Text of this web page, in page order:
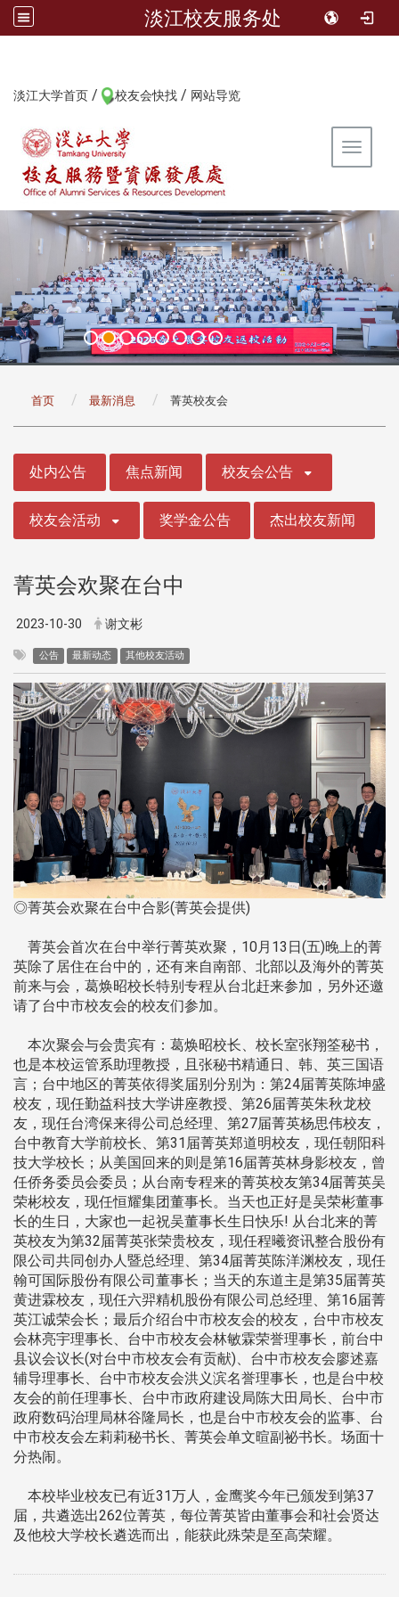
淡江校友服务处
淡江大学首页 / 校友会快找 / 网站导览
Toggle
首页 最新消息 菁英校友会
处内公告 焦点新闻 校友会公告
校友会活动 奖学金公告 杰出校友新闻
菁英会欢聚在台中
2023-10-30 谢文彬
公告 最新动态 其他校友活动
◎菁英会欢聚在台中合影(菁英会提供)
菁英会首次在台中举行菁英欢聚，10月13日(五)晚上的菁
英除了居住在台中的，还有来自南部、北部以及海外的菁英
前来与会，葛焕昭校长特别专程从台北赶来参加，另外还邀
请了台中市校友会的校友们参加。
本次聚会与会贵宾有：葛焕昭校长、校长室张翔筌秘书，
也是本校运管系助理教授，且张秘书精通日、韩、英三国语
言；台中地区的菁英依得奖届别分别为：第24届菁英陈坤盛
校友，现任勤益科技大学讲座教授、第26届菁英朱秋龙校
友，现任台湾保来得公司总经理、第27届菁英杨思伟校友，
台中教育大学前校长、第31届菁英郑道明校友，现任朝阳科
技大学校长；从美国回来的则是第16届菁英林身影校友，曾
任侨务委员会委员；从台南专程来的菁英校友第34届菁英吴
荣彬校友，现任恒耀集团董事长。当天也正好是吴荣彬董事
长的生日，大家也一起祝吴董事长生日快乐! 从台北来的菁
英校友为第32届菁英张荣贵校友，现任程曦资讯整合股份有
限公司共同创办人暨总经理、第34届菁英陈洋渊校友，现任
翰可国际股份有限公司董事长；当天的东道主是第35届菁英
黄进霖校友，现任六羿精机股份有限公司总经理、第16届菁
英江诚荣会长；最后介绍台中市校友会的校友，台中市校友
会林亮宇理事长、台中市校友会林敏霖荣誉理事长，前台中
县议会议长(对台中市校友会有贡献)、台中市校友会廖述嘉
辅导理事长、台中市校友会洪义滨名誉理事长，也是台中校
友会的前任理事长、台中市政府建设局陈大田局长、台中市
政府数码治理局林谷隆局长，也是台中市校友会的监事、台
中市校友会左莉莉秘书长、菁英会单文暄副祕书长。场面十
分热闹。
本校毕业校友已有近31万人，金鹰奖今年已颁发到第37
届，共遴选出262位菁英，每位菁英皆由董事会和社会贤达
及他校大学校长遴选而出，能获此殊荣是至高荣耀。